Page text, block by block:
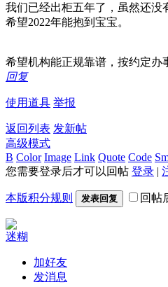
我们已经出柜五年了，虽然还没
希望2022年能抱到宝宝。
希望机构能正规靠谱，按约定办
回复
使用道具 举报
返回列表 发新帖
高级模式
B Color Image Link Quote Code
您需要登录后才可以回帖 登录 |
本版积分规则 发表回复 回帖
迷糊
加好友
发消息